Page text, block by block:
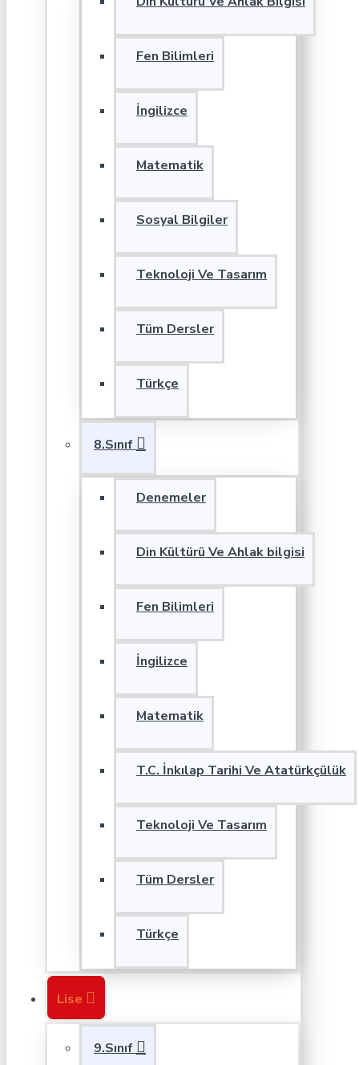
Fen Bilimleri
İngilizce
Matematik
Sosyal Bilgiler
Teknoloji Ve Tasarım
Tüm Dersler
Türkçe
8.Sınıf
Denemeler
Din Kültürü Ve Ahlak bilgisi
Fen Bilimleri
İngilizce
Matematik
T.C. İnkılap Tarihi Ve Atatürkçülük
Teknoloji Ve Tasarım
Tüm Dersler
Türkçe
Lise
9.Sınıf